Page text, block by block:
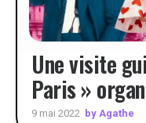
Une visite
Paris »
9 mai 2022 by Agathe